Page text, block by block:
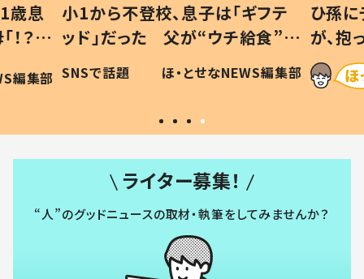
歳息
？」
編集部
小1から不登校、息子は「ギフテ
ッド」だった 父が“ウチ給食”を
作り続ける理由とは #令和の親
#令和の子
SNSで話題 ほ・とせなNEWS編集部
ひ孫
が、
「涙が
い」
ライター募集！
“人”のグッドニュースの取材・執筆をしてみませんか？